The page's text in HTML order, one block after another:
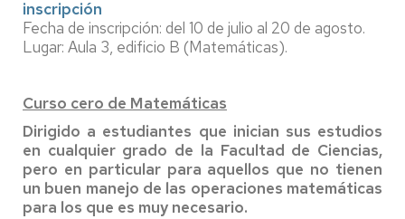
inscripción
Fecha de inscripción: del 10 de julio al 20 de agosto.
Lugar: Aula 3, edificio B (Matemáticas).
Curso cero de Matemáticas
Dirigido a estudiantes que inician sus estudios
en cualquier grado de la Facultad de Ciencias,
pero en particular para aquellos que no tienen
un buen manejo de las operaciones matemáticas
para los que es muy necesario.